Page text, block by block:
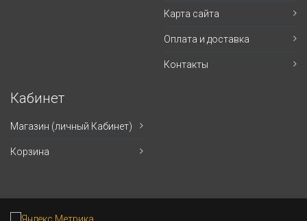
Карта сайта
Оплата и доставка
Контакты
Кабинет
Магазин (личный Кабинет)
Корзина